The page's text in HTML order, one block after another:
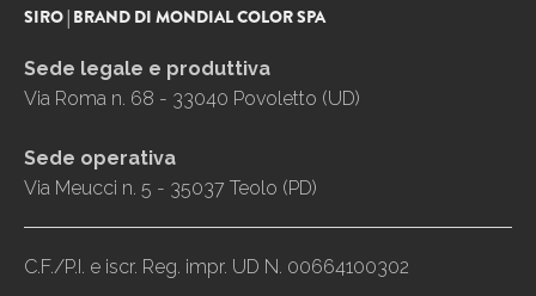
SIRO | BRAND DI MONDIAL COLOR SPA
Sede legale e produttiva
Via Roma n. 68 - 33040 Povoletto (UD)
Sede operativa
Via Meucci n. 5 - 35037 Teolo (PD)
C.F./P.I. e iscr. Reg. impr. UD N. 00664100302